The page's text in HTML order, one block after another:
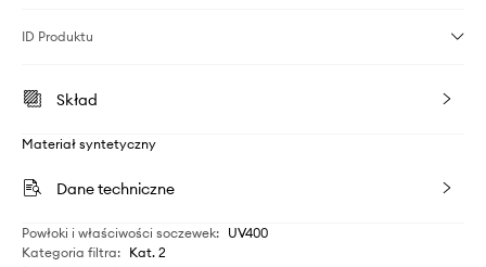
ID Produktu
Skład
Materiał syntetyczny
Dane techniczne
Powłoki i właściwości soczewek: UV400
Kategoria filtra: Kat. 2